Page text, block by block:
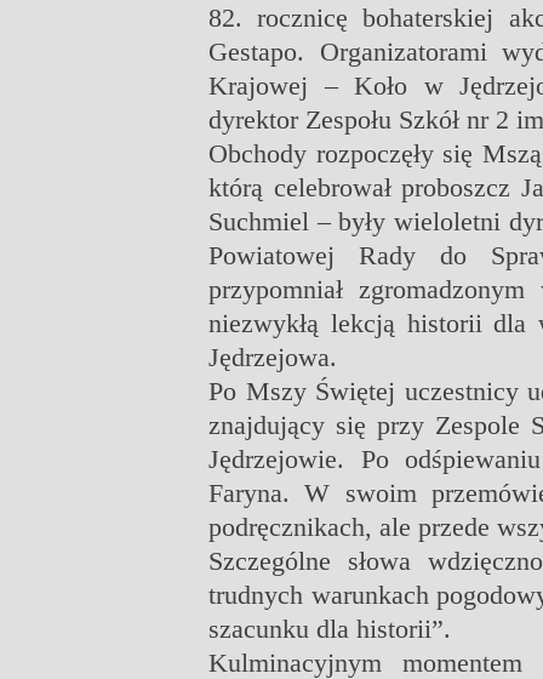
82. rocznicę bohaterskiej
Gestapo. Organizatorami
Krajowej – Koło w
dyrektor Zespołu Szkół nr 2
Obchody rozpoczęły się
którą celebrował proboszcz
Suchmiel – były wieloletni
Powiatowej Rady do
przypomniał
niezwykłą lekcją historii dla
Jędrzejowa.
Po Mszy Świętej uczestnicy
znajdujący się przy Zespole
Jędrzejowie. Po
Faryna. W swoim
podręcznikach, ale przede
Szczególne słowa
trudnych warunkach
szacunku dla historii”.
Kulminacyjnym